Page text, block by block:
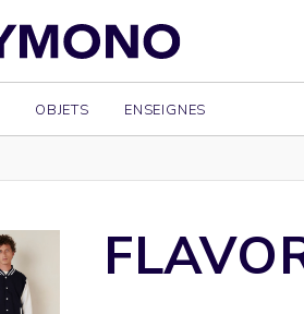
OBJETS ENSEIGNES